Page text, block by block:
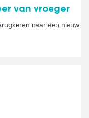
van vroeger
naar een nieuw